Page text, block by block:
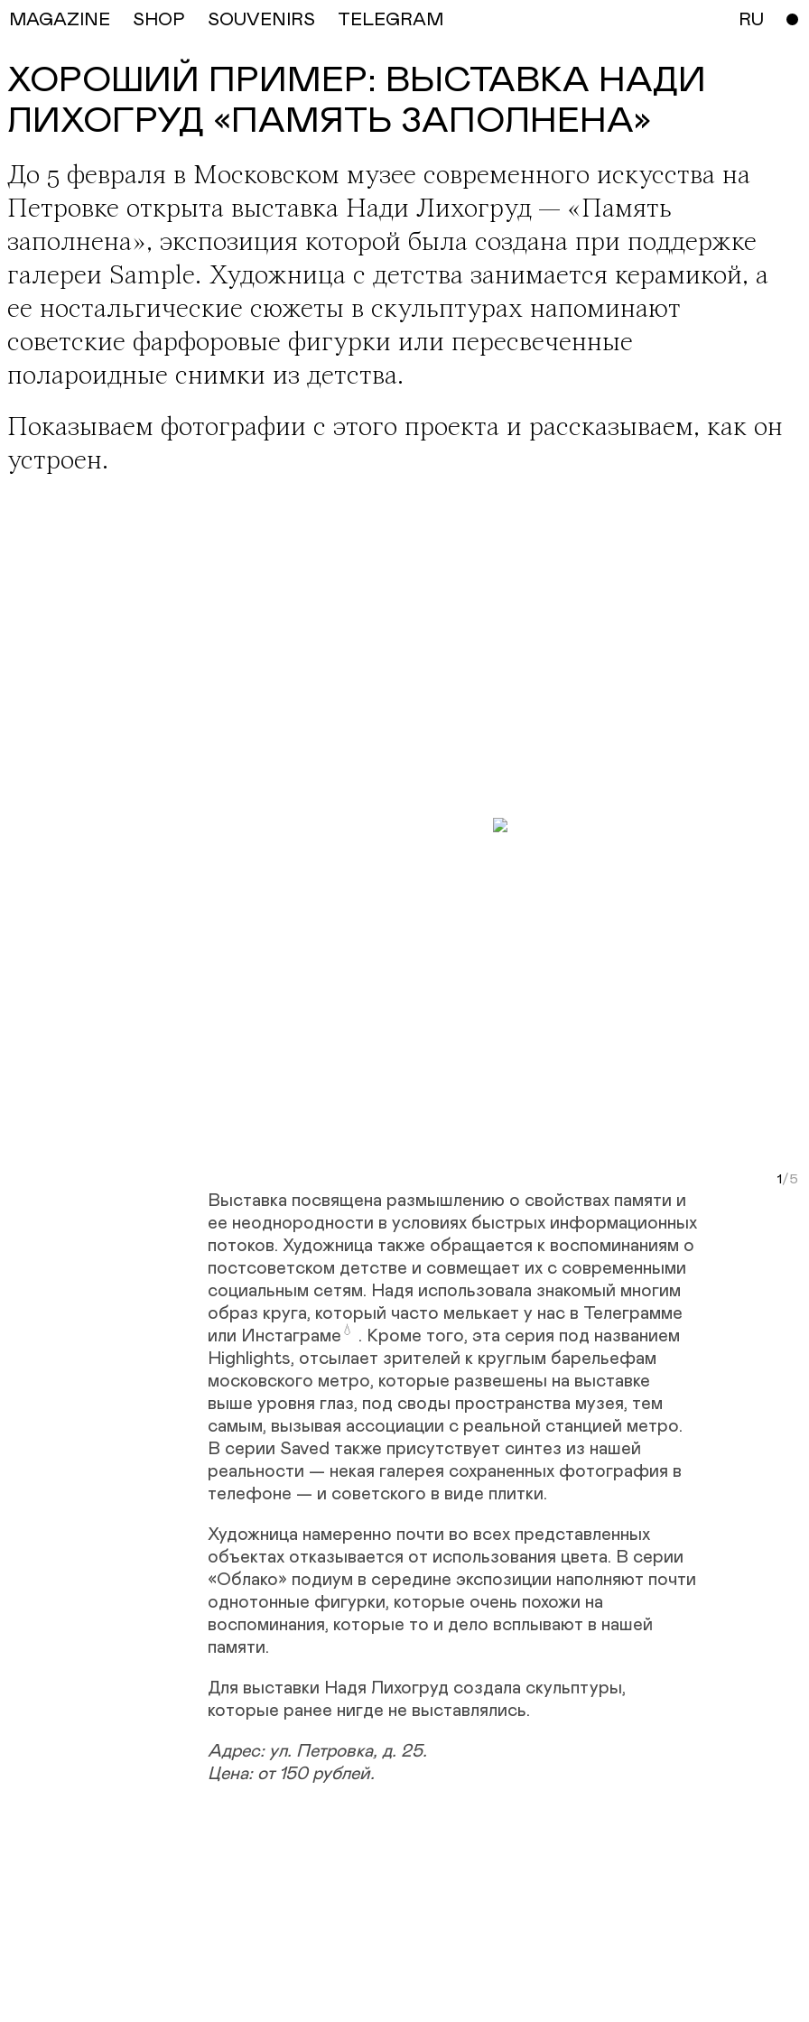
MAGAZINE SHOP SOUVENIRS TELEGRAM RU
ХОРОШИЙ ПРИМЕР: ВЫСТАВКА НАДИ
ЛИХОГРУД «ПАМЯТЬ ЗАПОЛНЕНА»
До 5 февраля в Московском музее современного искусства на
Петровке открыта выставка Нади Лихогруд— «Память
заполнена», экспозиция которой была создана при поддержке
галереи Sample. Художница с детства занимается керамикой, а
ее ностальгические сюжеты в скульптурах напоминают
советские фарфоровые фигурки или пересвеченные
полароидные снимки из детства.
Показываем фотографии с этого проекта и рассказываем, как он
устроен.
Выставка посвящена размышлению о свойствах памяти и
ее неоднородности в условиях быстрых информационных
потоков. Художница также обращается к воспоминаниям о
постсоветском детстве и совмещает их с современными
социальным сетям. Надя использовала знакомый многим
образ круга, который часто мелькает у нас в Телеграмме
или Инстаграме 💧
. Кроме того, эта серия под названием
Highlights, отсылает зрителей к круглым барельефам
московского метро, которые развешены на выставке
выше уровня глаз, под своды пространства музея, тем
самым, вызывая ассоциации с реальной станцией метро.
В серии Saved также присутствует синтез из нашей
реальности — некая галерея сохраненных фотография в
телефоне — и советского в виде плитки.
Художница намеренно почти во всех представленных
объектах отказывается от использования цвета. В серии
«Облако» подиум в середине экспозиции наполняют почти
однотонные фигурки, которые очень похожи на
воспоминания, которые то и дело всплывают в нашей
памяти.
Для выставки Надя Лихогруд создала скульптуры,
которые ранее нигде не выставлялись.
Адрес: ул. Петровка, д. 25.
Цена: от 150 рублей.